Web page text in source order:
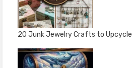
20 Junk Jewelry Crafts to Upcycle